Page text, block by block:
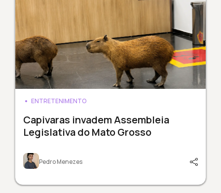
ENTRETENIMENTO
Capivaras invadem Assembleia
Legislativa do Mato Grosso
Pedro Menezes